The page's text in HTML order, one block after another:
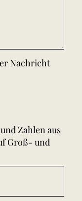
Nachricht
Zahlen aus
Groß- und